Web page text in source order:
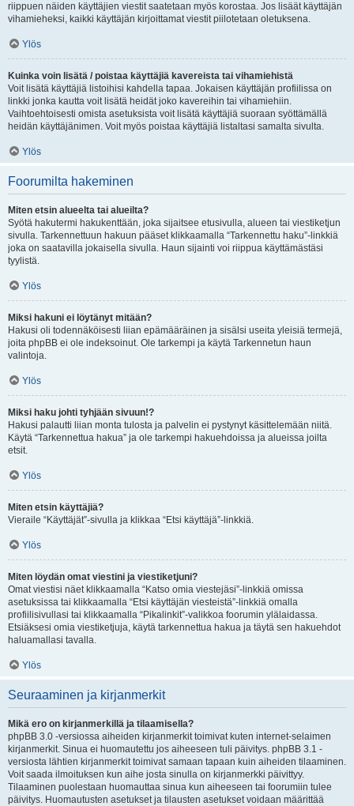
riippuen näiden käyttäjien viestit saatetaan myös korostaa. Jos lisäät käyttäjän
vihamieheksi, kaikki käyttäjän kirjoittamat viestit piilotetaan oletuksena.
Ylös
Kuinka voin lisätä / poistaa käyttäjiä kavereista tai vihamiehistä
Voit lisätä käyttäjiä listoihisi kahdella tapaa. Jokaisen käyttäjän profiilissa on
linkki jonka kautta voit lisätä heidät joko kavereihin tai vihamiehiin.
Vaihtoehtoisesti omista asetuksista voit lisätä käyttäjiä suoraan syöttämällä
heidän käyttäjänimen. Voit myös poistaa käyttäjiä listaltasi samalta sivulta.
Ylös
Foorumilta hakeminen
Miten etsin alueelta tai alueilta?
Syötä hakutermi hakukenttään, joka sijaitsee etusivulla, alueen tai viestiketjun
sivulla. Tarkennettuun hakuun pääset klikkaamalla “Tarkennettu haku”-linkkiä
joka on saatavilla jokaisella sivulla. Haun sijainti voi riippua käyttämästäsi
tyylistä.
Ylös
Miksi hakuni ei löytänyt mitään?
Hakusi oli todennäköisesti liian epämääräinen ja sisälsi useita yleisiä termejä,
joita phpBB ei ole indeksoinut. Ole tarkempi ja käytä Tarkennetun haun
valintoja.
Ylös
Miksi haku johti tyhjään sivuun!?
Hakusi palautti liian monta tulosta ja palvelin ei pystynyt käsittelemään niitä.
Käytä “Tarkennettua hakua” ja ole tarkempi hakuehdoissa ja alueissa joilta
etsit.
Ylös
Miten etsin käyttäjiä?
Vieraile “Käyttäjät”-sivulla ja klikkaa “Etsi käyttäjä”-linkkiä.
Ylös
Miten löydän omat viestini ja viestiketjuni?
Omat viestisi näet klikkaamalla “Katso omia viestejäsi”-linkkiä omissa
asetuksissa tai klikkaamalla “Etsi käyttäjän viesteistä”-linkkiä omalla
profiilisivullasi tai klikkaamalla “Pikalinkit”-valikkoa foorumin ylälaidassa.
Etsiäksesi omia viestiketjuja, käytä tarkennettua hakua ja täytä sen hakuehdot
haluamallasi tavalla.
Ylös
Seuraaminen ja kirjanmerkit
Mikä ero on kirjanmerkillä ja tilaamisella?
phpBB 3.0 -versiossa aiheiden kirjanmerkit toimivat kuten internet-selaimen
kirjanmerkit. Sinua ei huomautettu jos aiheeseen tuli päivitys. phpBB 3.1 -
versiosta lähtien kirjanmerkit toimivat samaan tapaan kuin aiheiden tilaaminen.
Voit saada ilmoituksen kun aihe josta sinulla on kirjanmerkki päivittyy.
Tilaaminen puolestaan huomauttaa sinua kun aiheeseen tai foorumiin tulee
päivitys. Huomautusten asetukset ja tilausten asetukset voidaan määrittää